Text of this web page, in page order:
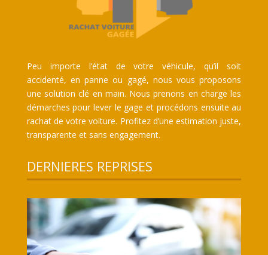
Peu importe l’état de votre véhicule, qu’il soit
accidenté, en panne ou gagé, nous vous proposons
une solution clé en main. Nous prenons en charge les
démarches pour lever le gage et procédons ensuite au
rachat de votre voiture. Profitez d’une estimation juste,
transparente et sans engagement.
DERNIERES REPRISES